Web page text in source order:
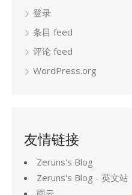
登录
条目 feed
评论 feed
WordPress.org
友情链接
Zeruns's Blog
Zeruns's Blog - 英文站